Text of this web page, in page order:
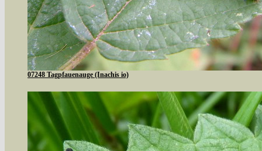
07248 Tagpfauenauge (Inachis io)